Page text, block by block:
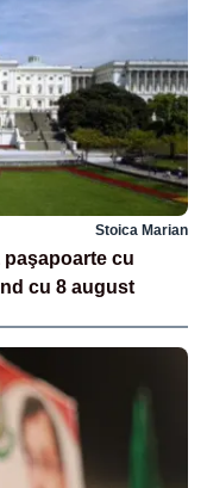
Stoica Marian
cu
cu 8 august